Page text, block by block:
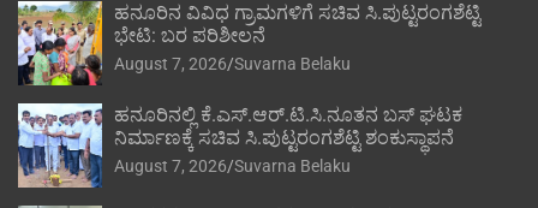
ಹನೂರಿನ ವಿವಿಧ ಗ್ರಾಮಗಳಿಗೆ ಸಚಿವ ಸಿ.ಪುಟ್ಟರಂಗಶೆಟ್ಟಿ
ಭೇಟಿ: ಬರ ಪರಿಶೀಲನೆ
August 7, 2026 Suvarna Belaku
ಹನೂರಿನಲ್ಲಿ ಕೆ.ಎಸ್.ಆರ್.ಟಿ.ಸಿ.ನೂತನ ಬಸ್ ಘಟಕ
ನಿರ್ಮಾಣಕ್ಕೆ ಸಚಿವ ಸಿ.ಪುಟ್ಟರಂಗಶೆಟ್ಟಿ ಶಂಕುಸ್ಥಾಪನೆ
August 7, 2026 Suvarna Belaku